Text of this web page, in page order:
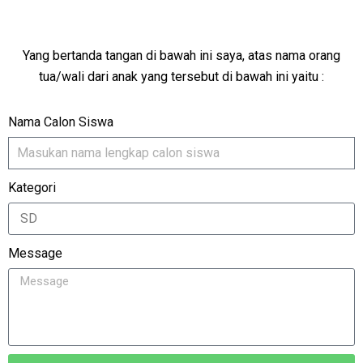
Yang bertanda tangan di bawah ini saya, atas nama orang
tua/wali dari anak yang tersebut di bawah ini yaitu :
Nama Calon Siswa
Kategori
Message